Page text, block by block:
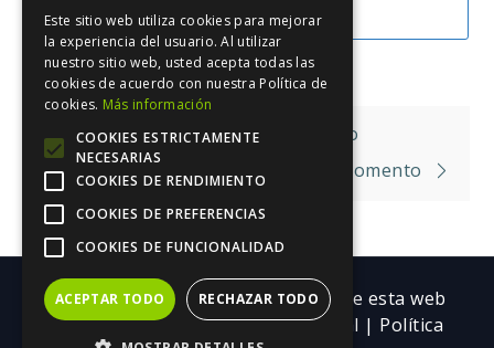
Navegación
de
entradas
Las Sillas Del Camino
Cómo Escribir En Cualquier Sitio Y Momento
Copyright ©| Todos los contenidos de esta web
pertenecen a Trebolarium.Aviso legal | Política
Este sitio web utiliza cookies para mejorar
la experiencia del usuario. Al utilizar
nuestro sitio web, usted acepta todas las
cookies de acuerdo con nuestra Política de
cookies. Más información
COOKIES ESTRICTAMENTE
NECESARIAS
COOKIES DE RENDIMIENTO
COOKIES DE PREFERENCIAS
COOKIES DE FUNCIONALIDAD
ACEPTAR TODO RECHAZAR TODO